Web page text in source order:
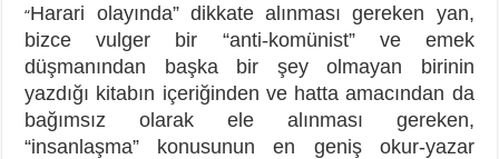
“Harari olayında” dikkate alınması gereken yan,
bizce vulger bir “anti-komünist” ve emek
düşmanından başka bir şey olmayan birinin
yazdığı kitabın içeriğinden ve hatta amacından da
bağımsız olarak ele alınması gereken,
“insanlaşma” konusunun en geniş okur-yazar